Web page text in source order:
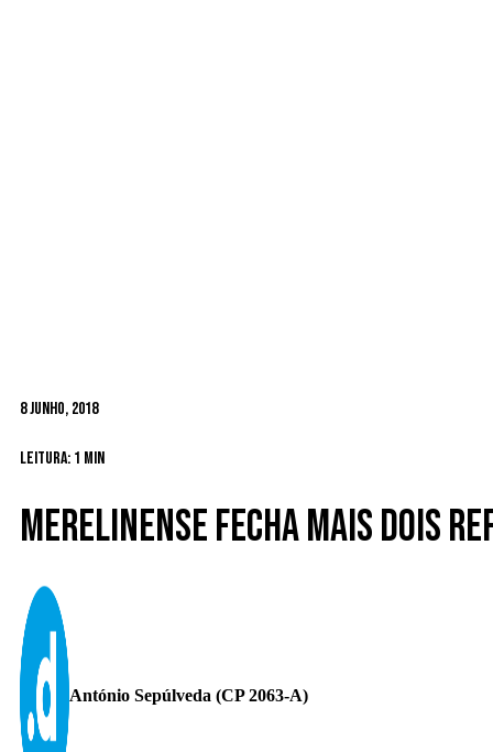
8 Junho, 2018
Leitura: 1 min
Merelinense fecha mais dois
António Sepúlveda (CP 2063-A)